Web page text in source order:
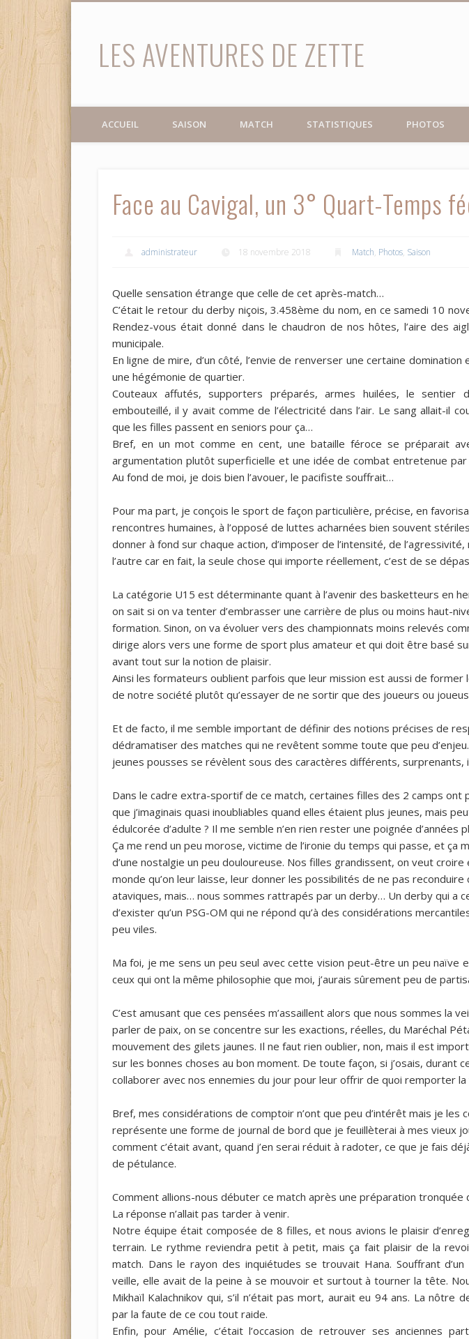
LES AVENTURES DE ZETTE
FacebookTwitter
ACCUEIL SAISON MATCH STATISTIQUES PHOTOS
Face au Cavigal, un 3° Quart-Temps
administrateur 18 novembre 2018 Match, Photos, Saison
‌Quelle sensation étrange que celle de cet après-match…
C’était le retour du derby niçois, 3.458ème du nom, en ce samedi 10
Rendez-vous était donné dans le chaudron de nos hôtes, l’aire des
municipale.
En ligne de mire, d’un côté, l’envie de renverser une certaine
une hégémonie de quartier.
Couteaux affutés, supporters préparés, armes huilées, le
embouteillé, il y avait comme de l’électricité dans l’air. Le sang allait-il
que les filles passent en seniors pour ça…
Bref, en un mot comme en cent, une bataille féroce se préparait
argumentation plutôt superficielle et une idée de combat entretenue par
Au fond de moi, je dois bien l’avouer, le pacifiste souffrait…
Pour ma part, je conçois le sport de façon particulière, précise, en
rencontres humaines, à l’opposé de luttes acharnées bien souvent
donner à fond sur chaque action, d’imposer de l’intensité, de
l’autre car en fait, la seule chose qui importe réellement, c’est de se
La catégorie U15 est déterminante quant à l’avenir des basketteurs en
on sait si on va tenter d’embrasser une carrière de plus ou moins haut-
formation. Sinon, on va évoluer vers des championnats moins relevés
dirige alors vers une forme de sport plus amateur et qui doit être basé
avant tout sur la notion de plaisir.
Ainsi les formateurs oublient parfois que leur mission est aussi de
de notre société plutôt qu’essayer de ne sortir que des joueurs ou
Et de facto, il me semble important de définir des notions précises de
dédramatiser des matches qui ne revêtent somme toute que peu
jeunes pousses se révèlent sous des caractères différents, surprenants,
Dans le cadre extra-sportif de ce match, certaines filles des 2 camps ont
que j’imaginais quasi inoubliables quand elles étaient plus jeunes, mais
édulcorée d’adulte ? Il me semble n’en rien rester une poignée d’années
Ça me rend un peu morose, victime de l’ironie du temps qui passe, et ça
d’une nostalgie un peu douloureuse. Nos filles grandissent, on veut
monde qu’on leur laisse, leur donner les possibilités de ne pas
ataviques, mais… nous sommes rattrapés par un derby… Un derby qui a
d’exister qu’un PSG-OM qui ne répond qu’à des considérations
peu viles.
Ma foi, je me sens un peu seul avec cette vision peut-être un peu naïve
ceux qui ont la même philosophie que moi, j’aurais sûrement peu de
C’est amusant que ces pensées m’assaillent alors que nous sommes la
parler de paix, on se concentre sur les exactions, réelles, du Maréchal
mouvement des gilets jaunes. Il ne faut rien oublier, non, mais il est
sur les bonnes choses au bon moment. De toute façon, si j’osais, durant
collaborer avec nos ennemies du jour pour leur offrir de quoi remporter la
Bref, mes considérations de comptoir n’ont que peu d’intérêt mais je les
représente une forme de journal de bord que je feuillèterai à mes vieux
comment c’était avant, quand j’en serai réduit à radoter, ce que je fais
de pétulance.
Comment allions-nous débuter ce match après une préparation tronquée
La réponse n’allait pas tarder à venir.
Notre équipe était composée de 8 filles, et nous avions le plaisir
terrain. Le rythme reviendra petit à petit, mais ça fait plaisir de la
match. Dans le rayon des inquiétudes se trouvait Hana. Souffrant
veille, elle avait de la peine à se mouvoir et surtout à tourner la tête.
Mikhaïl Kalachnikov qui, s’il n’était pas mort, aurait eu 94 ans. La nôtre
par la faute de ce cou tout raide.
Enfin, pour Amélie, c’était l’occasion de retrouver ses anciennes